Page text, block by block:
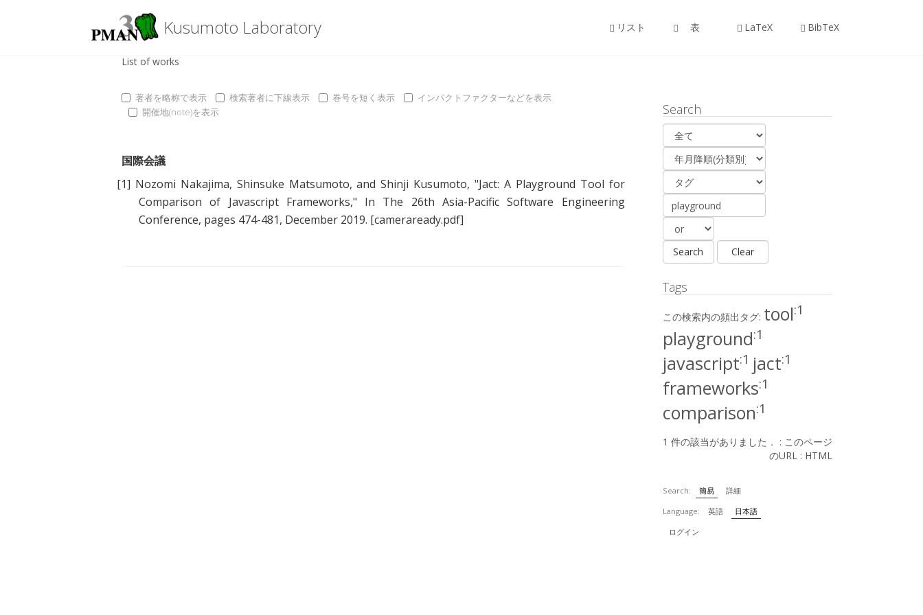
Kusumoto Laboratory リスト 表 LaTeX BibTeX
List of works
著者を略称で表示 検索著者に下線表示 巻号を短く表示
インパクトファクターなどを表示
開催地(note)を表示
国際会議
[1] Nozomi Nakajima, Shinsuke Matsumoto, andShinji Kusumoto, "Jact: A Playground Tool for
Comparison of Javascript Frameworks," In The 26th Asia-Pacific Software Engineering
Conference, pages 474-481, December 2019. [cameraready.pdf]
Search
Tags
この検索内の頻出タグ: tool:1
playground:1
javascript:1 jact:1
frameworks:1
comparison:1
1 件の該当がありました． : このページ
のURL : HTML
Search: 簡易
詳細
Language:
英語
日本語
ログイン